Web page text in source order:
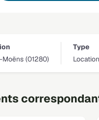
Moëns (01280)
Type
Location